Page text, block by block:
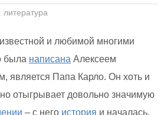
литература
и любимой многими
была написана Алексеем
является Папа Карло. Он хоть и
отыгрывает довольно значимую
– с него история и началась.